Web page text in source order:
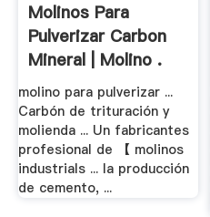
Molinos Para
Pulverizar Carbon
Mineral | Molino .
molino para pulverizar ...
Carbón de trituración y
molienda ... Un fabricantes
profesional de 【 molinos
industrials ... la producción
de cemento, ...